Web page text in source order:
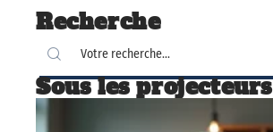
Recherche
Sous les projecteurs